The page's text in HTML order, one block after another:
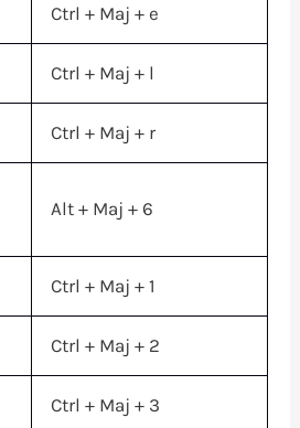
Ctrl + Maj + e
Ctrl + Maj + l
Ctrl + Maj + r
Alt + Maj + 6
Ctrl + Maj + 1
Ctrl + Maj + 2
Ctrl + Maj + 3